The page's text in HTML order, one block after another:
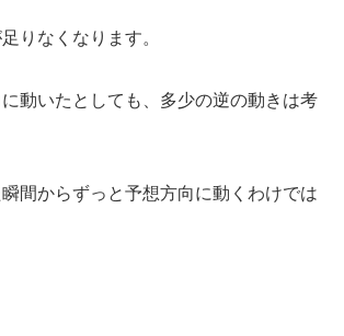
りなくなります。
動いたとしても、多少の逆の動きは考
間からずっと予想方向に動くわけでは